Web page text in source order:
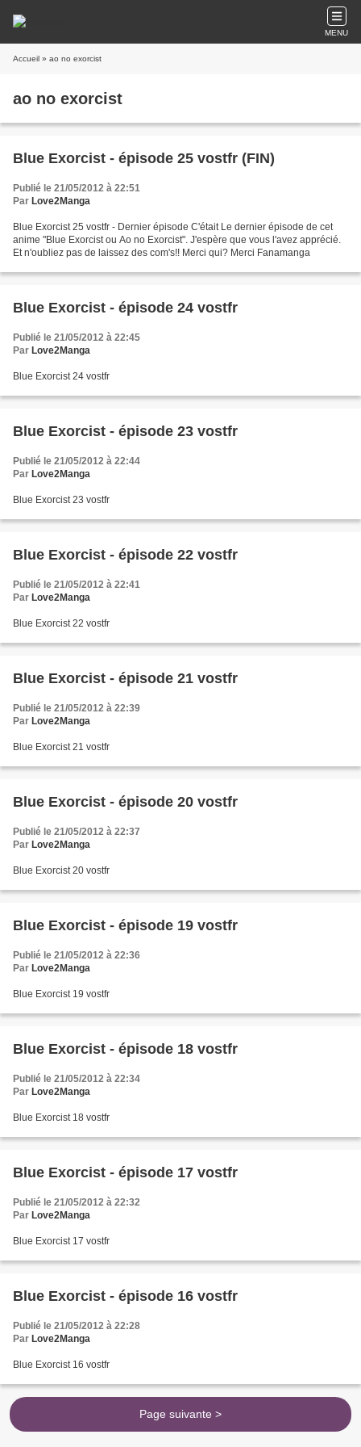
MENU
Accueil » ao no exorcist
ao no exorcist
Blue Exorcist - épisode 25 vostfr (FIN)
Publié le 21/05/2012 à 22:51
Par Love2Manga
Blue Exorcist 25 vostfr - Dernier épisode C'était Le dernier épisode de cet
anime "Blue Exorcist ou Ao no Exorcist". J'espère que vous l'avez apprécié.
Et n'oubliez pas de laissez des com's!! Merci qui? Merci Fanamanga
Blue Exorcist - épisode 24 vostfr
Publié le 21/05/2012 à 22:45
Par Love2Manga
Blue Exorcist 24 vostfr
Blue Exorcist - épisode 23 vostfr
Publié le 21/05/2012 à 22:44
Par Love2Manga
Blue Exorcist 23 vostfr
Blue Exorcist - épisode 22 vostfr
Publié le 21/05/2012 à 22:41
Par Love2Manga
Blue Exorcist 22 vostfr
Blue Exorcist - épisode 21 vostfr
Publié le 21/05/2012 à 22:39
Par Love2Manga
Blue Exorcist 21 vostfr
Blue Exorcist - épisode 20 vostfr
Publié le 21/05/2012 à 22:37
Par Love2Manga
Blue Exorcist 20 vostfr
Blue Exorcist - épisode 19 vostfr
Publié le 21/05/2012 à 22:36
Par Love2Manga
Blue Exorcist 19 vostfr
Blue Exorcist - épisode 18 vostfr
Publié le 21/05/2012 à 22:34
Par Love2Manga
Blue Exorcist 18 vostfr
Blue Exorcist - épisode 17 vostfr
Publié le 21/05/2012 à 22:32
Par Love2Manga
Blue Exorcist 17 vostfr
Blue Exorcist - épisode 16 vostfr
Publié le 21/05/2012 à 22:28
Par Love2Manga
Blue Exorcist 16 vostfr
Page suivante >